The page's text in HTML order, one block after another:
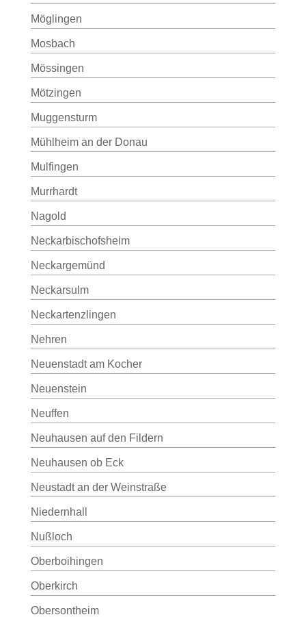
Möglingen
Mosbach
Mössingen
Mötzingen
Muggensturm
Mühlheim an der Donau
Mulfingen
Murrhardt
Nagold
Neckarbischofsheim
Neckargemünd
Neckarsulm
Neckartenzlingen
Nehren
Neuenstadt am Kocher
Neuenstein
Neuffen
Neuhausen auf den Fildern
Neuhausen ob Eck
Neustadt an der Weinstraße
Niedernhall
Nußloch
Oberboihingen
Oberkirch
Obersontheim